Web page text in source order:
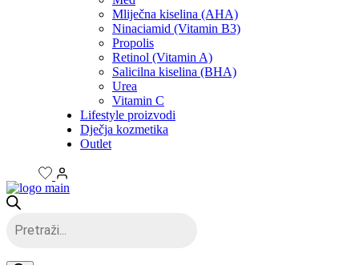
Mliječna kiselina (AHA)
Ninaciamid (Vitamin B3)
Propolis
Retinol (Vitamin A)
Salicilna kiselina (BHA)
Urea
Vitamin C
Lifestyle proizvodi
Dječja kozmetika
Outlet
search